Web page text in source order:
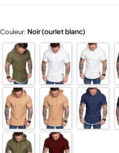
Couleur: Noir (ourlet blanc)